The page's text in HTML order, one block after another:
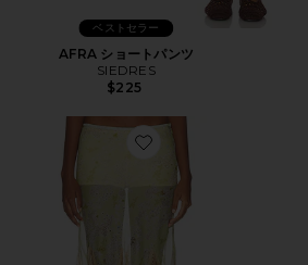
ベストセラー
AFRA ショートパンツ
SIEDRES
$225
Favorite COLETTE スカート